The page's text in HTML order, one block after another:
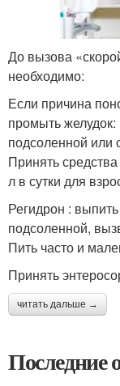
До вызова
необходимо:
Если причина
промыть
подсоленной или
Принять
л в сутки для
Регидрон :
подсоленной,
Пить часто и
Принять
читать дальше →
Последние